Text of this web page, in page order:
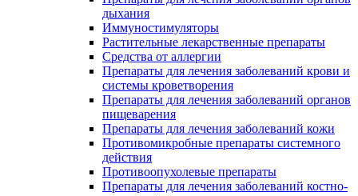
дыхания
Иммуностимуляторы
Растительные лекарственные препараты
Средства от аллергии
Препараты для лечения заболеваний крови и
системы кроветворения
Препараты для лечения заболеваний органов
пищеварения
Препараты для лечения заболеваний кожи
Противомикробные препараты системного
действия
Противоопухолевые препараты
Препараты для лечения заболеваний костно-